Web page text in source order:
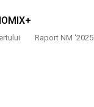
Raport NM ‘2025